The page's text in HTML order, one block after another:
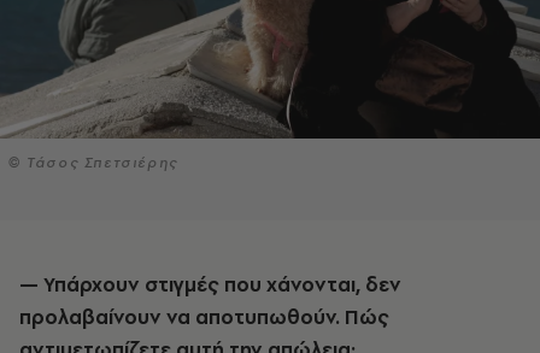
© Τάσος Σπετσιέρης
— Υπάρχουν στιγμές που χάνονται, δεν
προλαβαίνουν να αποτυπωθούν. Πώς